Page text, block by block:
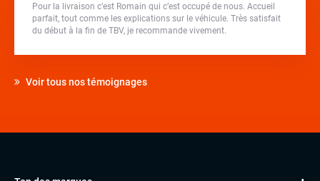
Pour la livraison c’est Romain qui c’est occupé de nous. Accueil
parfait, tout comme les explications sur le véhicule. Très satisfait
du début à la fin de TBV, je recommande vivement.
Voir tous nos témoignages